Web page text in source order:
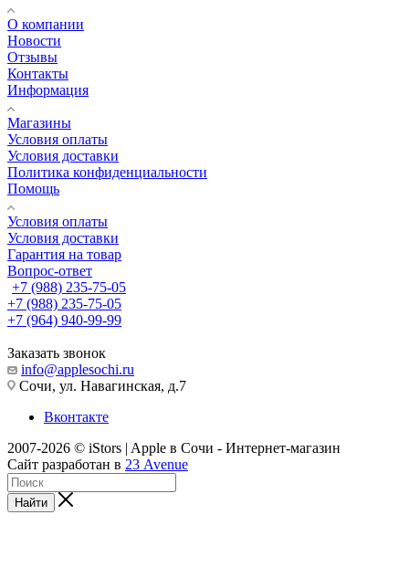
О компании
Новости
Отзывы
Контакты
Информация
Магазины
Условия оплаты
Условия доставки
Политика конфиденциальности
Помощь
Условия оплаты
Условия доставки
Гарантия на товар
Вопрос-ответ
+7 (988) 235-75-05
+7 (988) 235-75-05
+7 (964) 940-99-99
Заказать звонок
info@applesochi.ru
Сочи, ул. Навагинская, д.7
Вконтакте
2007-2026 © iStors | Apple в Сочи - Интернет-магазин
Сайт разработан в 23 Avenue
Найти